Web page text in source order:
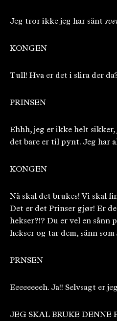
Jeg tror ikke jeg har sånt
KONGEN
Tull! Hva er det i slira der
PRINSEN
Ehhh, jeg er ikke helt
det bare er til pynt. Jeg har
KONGEN
Nå skal det brukes! Vi skal
Det er det Prinser gjør! Er
hekser?!? Du er vel en sånn
hekser og tar dem, sånn som
PRNSEN
Eeeeeeeeh. Ja!! Selvsagt er
JEG SKAL BRUKE DENNE